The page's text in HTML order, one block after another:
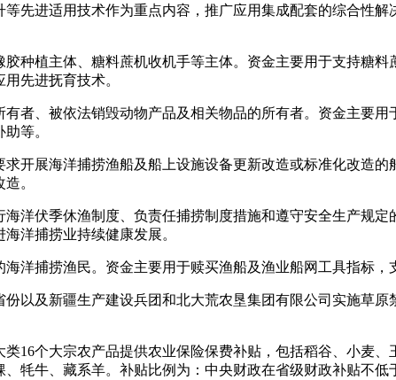
先进适用技术作为重点内容，推广应用集成配套的综合性
种植主体、糖料蔗机收机手等主体。资金主要用于支持糖
先进抚育技术。
者、被依法销毁动物产品及相关物品的所有者。资金主要
等。
求开展海洋捕捞渔船及船上设施设备更新改造或标准化改造
。
洋伏季休渔制度、负责任捕捞制度措施和遵守安全生产规
洋捕捞业持续健康发展。
洋捕捞渔民。资金主要用于赎买渔船及渔业船网工具指标，
份以及新疆生产建设兵团和北大荒农垦集团有限公司实施草
16个大宗农产品提供农业保险保费补贴，包括稻谷、小麦
牦牛、藏系羊。补贴比例为：中央财政在省级财政补贴不